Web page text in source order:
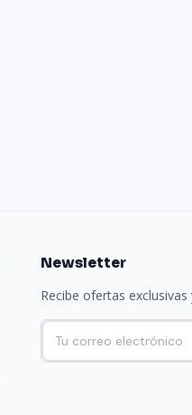
Newsletter
Recibe ofertas exclusivas